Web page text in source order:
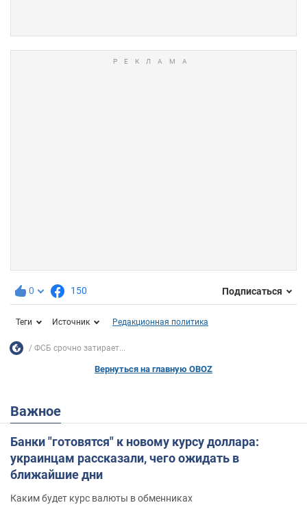
0 150 Подписаться
Теги Источник Редакционная политика
ФСБ срочно затирает...
Вернуться на главную OBOZ
Важное
Банки "готовятся" к новому курсу доллара:
украинцам рассказали, чего ожидать в
ближайшие дни
Каким будет курс валюты в обменниках